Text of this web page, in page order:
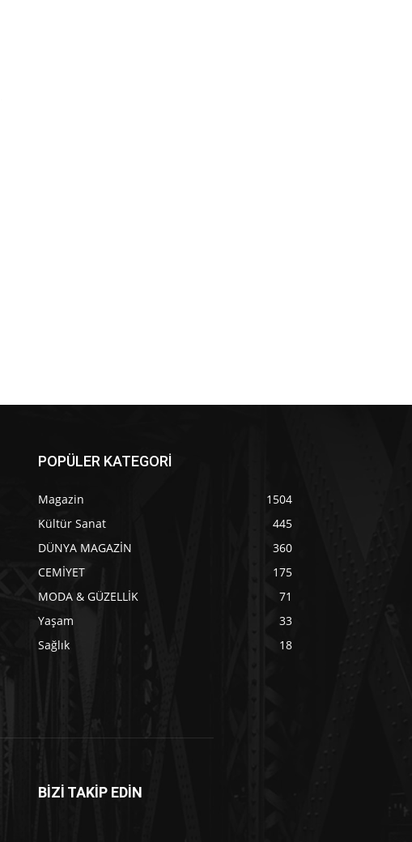
POPÜLER KATEGORİ
Magazin
1504
Kültür Sanat
445
DÜNYA MAGAZİN
360
CEMİYET
175
MODA & GÜZELLİK
71
Yaşam
33
Sağlık
18
BİZİ TAKİP EDİN